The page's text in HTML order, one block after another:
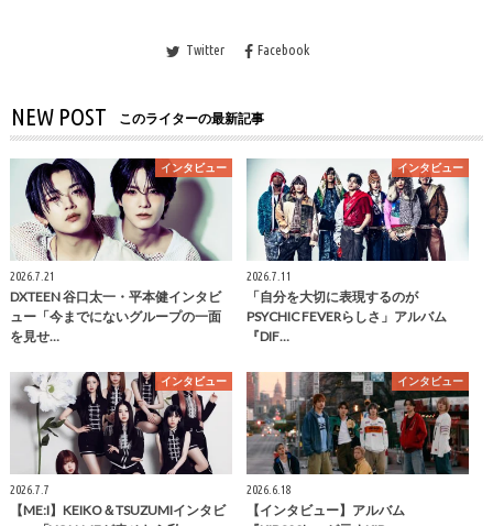
Twitter Facebook
NEW POST このライターの最新記事
インタビュー
2026.7.21
DXTEEN 谷口太一・平本健インタビ
ュー「今までにないグループの一面
を見せ…
インタビュー
2026.7.11
「自分を大切に表現するのが
PSYCHIC FEVERらしさ」アルバム
『DIF…
インタビュー
2026.7.7
【ME:I】KEIKO＆TSUZUMIインタビ
インタビュー
2026.6.18
【インタビュー】アルバム